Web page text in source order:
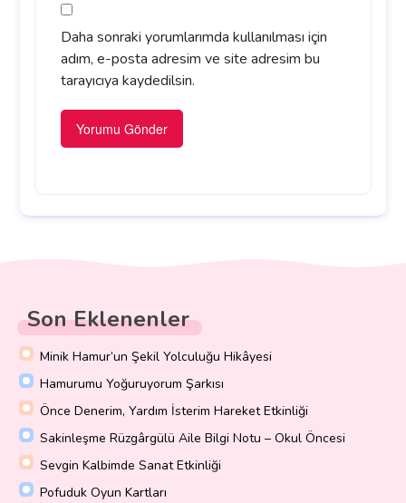
Daha sonraki yorumlarımda kullanılması için
adım, e-posta adresim ve site adresim bu
tarayıcıya kaydedilsin.
Son Eklenenler
Minik Hamur’un Şekil Yolculuğu Hikâyesi
Hamurumu Yoğuruyorum Şarkısı
Önce Denerim, Yardım İsterim Hareket Etkinliği
Sakinleşme Rüzgârgülü Aile Bilgi Notu – Okul Öncesi
Sevgin Kalbimde Sanat Etkinliği
Pofuduk Oyun Kartları